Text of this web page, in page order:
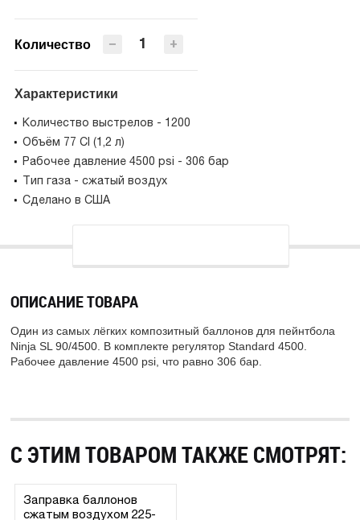
Количество +
−
Характеристики
Количество выстрелов - 1200
Объём 77 CI (1,2 л)
Рабочее давление 4500 psi - 306 бар
Тип газа - сжатый воздух
Сделано в США
ОПИСАНИЕ ТОВАРА
Один из самых лёгких композитный баллонов для пейнтбола
Ninja SL 90/4500. В комплекте регулятор Standard 4500.
Рабочее давление 4500 psi, что равно 306 бар.
С ЭТИМ ТОВАРОМ ТАКЖЕ СМОТРЯТ:
Заправка баллонов
сжатым воздухом 225-